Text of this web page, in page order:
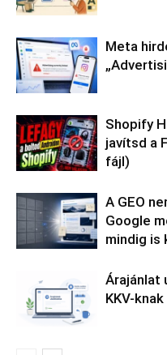
Meta
Shopify
javítsd a
fájl)
A GEO
Google
mindig is
Árajánlat
KKV-knak